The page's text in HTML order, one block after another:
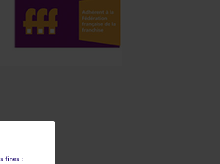
fines :